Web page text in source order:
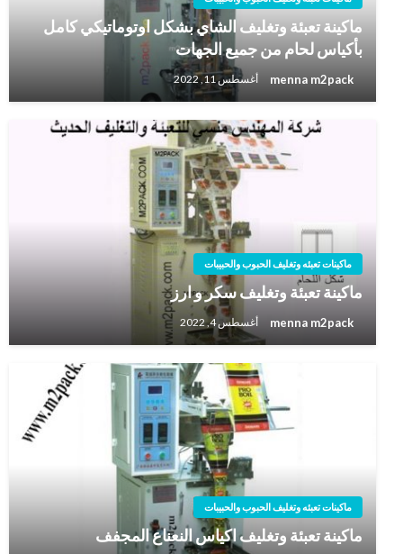
ماكينة تعبئة وتغليف الشاي بشكل اوتوماتيكي كامل
بأكياس لحام من جميع الجهات
menna m2pack أغسطس 11, 2022
ماكينات تعبئه وتغليف الحبوب والحبيبات
ماكينة تعبئة وتغليف سكر و ارز
menna m2pack أغسطس 4, 2022
ماكينات تعبئه وتغليف الحبوب والحبيبات
ماكينة تعبئة وتغليف اكياس النعناع المجفف